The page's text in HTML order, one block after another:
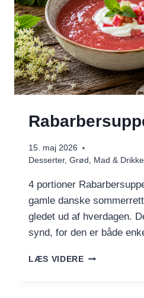
15. maj 2026
Desserter, Grød , Mad & Drikke
4 portioner
gamle danske
gledet ud af hverdagen.
synd, for den er både
LÆS VIDERE